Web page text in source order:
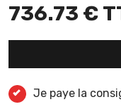
736.73 €
Je paye la